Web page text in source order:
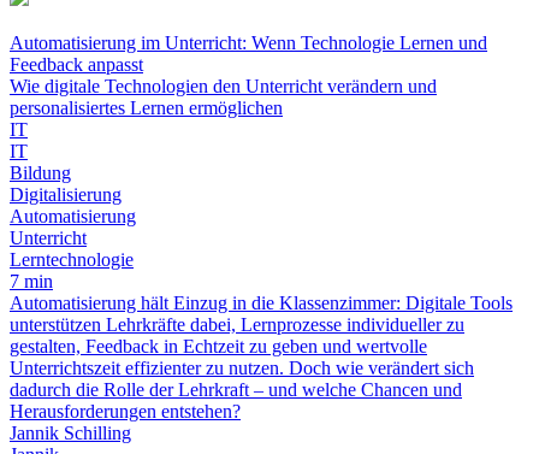
Automatisierung im Unterricht: Wenn Technologie Lernen und
Feedback anpasst
Wie digitale Technologien den Unterricht verändern und
personalisiertes Lernen ermöglichen
IT
IT
Bildung
Digitalisierung
Automatisierung
Unterricht
Lerntechnologie
7 min
Automatisierung hält Einzug in die Klassenzimmer: Digitale Tools
unterstützen Lehrkräfte dabei, Lernprozesse individueller zu
gestalten, Feedback in Echtzeit zu geben und wertvolle
Unterrichtszeit effizienter zu nutzen. Doch wie verändert sich
dadurch die Rolle der Lehrkraft – und welche Chancen und
Herausforderungen entstehen?
Jannik Schilling